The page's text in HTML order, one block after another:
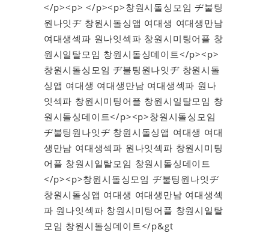
</p><p> </p><p>창원시돌싱모임 ヂ불팅
원나잇ヂ 창원시돌싱앱 여대생 여대생만남
여대생섹파 원나잇섹파 창원시미팅어플 창
원시일탈모임 창원시돌싱데이트</p><p>
창원시돌싱모임 ヂ불팅원나잇ヂ 창원시돌
싱앱 여대생 여대생만남 여대생섹파 원나
잇섹파 창원시미팅어플 창원시일탈모임 창
원시돌싱데이트</p><p>창원시돌싱모임
ヂ불팅원나잇ヂ 창원시돌싱앱 여대생 여대
생만남 여대생섹파 원나잇섹파 창원시미팅
어플 창원시일탈모임 창원시돌싱데이트
</p><p>창원시돌싱모임 ヂ불팅원나잇ヂ
창원시돌싱앱 여대생 여대생만남 여대생섹
파 원나잇섹파 창원시미팅어플 창원시일탈
모임 창원시돌싱데이트</p&gt